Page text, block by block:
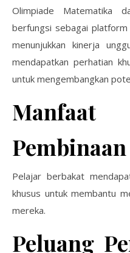
Olimpiade Matematika
berfungsi sebagai
menunjukkan kinerja
mendapatkan perhatian
untuk mengembangkan
Manfaat
Pelajar berbakat
khusus untuk membantu
mereka.
Peluang